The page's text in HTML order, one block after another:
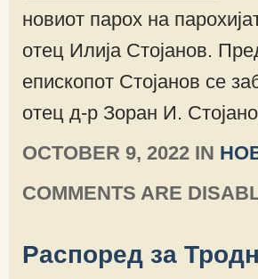
новиот парох на
отец Илија Стојанов.
епископот Стојанов се
отец д-р Зоран И.
OCTOBER 9, 2022 IN
COMMENTS ARE
Распоред за